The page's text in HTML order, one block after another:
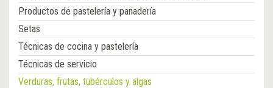
Productos de pastelería y panadería
Setas
Técnicas de cocina y pastelería
Técnicas de servicio
Verduras, frutas, tubérculos y algas